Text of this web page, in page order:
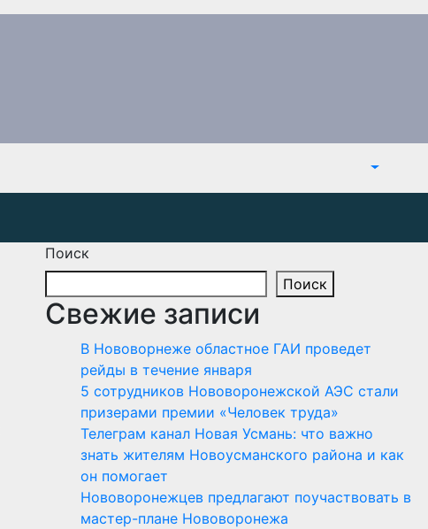
Поиск
Поиск
Свежие записи
В Нововорнеже областное ГАИ проведет
рейды в течение января
5 сотрудников Нововоронежской АЭС стали
призерами премии «Человек труда»
Телеграм канал Новая Усмань: что важно
знать жителям Новоусманского района и как
он помогает
Нововоронежцев предлагают поучаствовать в
мастер-плане Нововоронежа